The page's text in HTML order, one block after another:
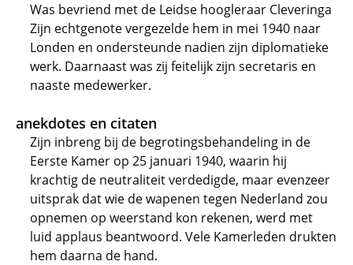
Was bevriend met de Leidse hoogleraar Cleveringa
Zijn echtgenote vergezelde hem in mei 1940 naar
Londen en ondersteunde nadien zijn diplomatieke
werk. Daarnaast was zij feitelijk zijn secretaris en
naaste medewerker.
anekdotes en citaten
Zijn inbreng bij de begrotingsbehandeling in de
Eerste Kamer op 25 januari 1940, waarin hij
krachtig de neutraliteit verdedigde, maar evenzeer
uitsprak dat wie de wapenen tegen Nederland zou
opnemen op weerstand kon rekenen, werd met
luid applaus beantwoord. Vele Kamerleden drukten
hem daarna de hand.